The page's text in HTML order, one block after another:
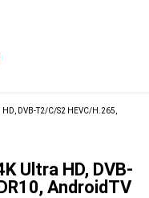
DVB-T2/C/S2 HEVC/H.265,
Ultra HD, DVB-
AndroidTV